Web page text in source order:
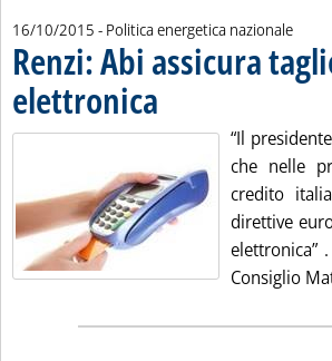
16/10/2015 - Politica energetica nazionale
Renzi: Abi assicura
elettronica . Pubblicata venerdì 16 ottobre
“Il
che nelle
credito
direttive
elettronica”
Consiglio